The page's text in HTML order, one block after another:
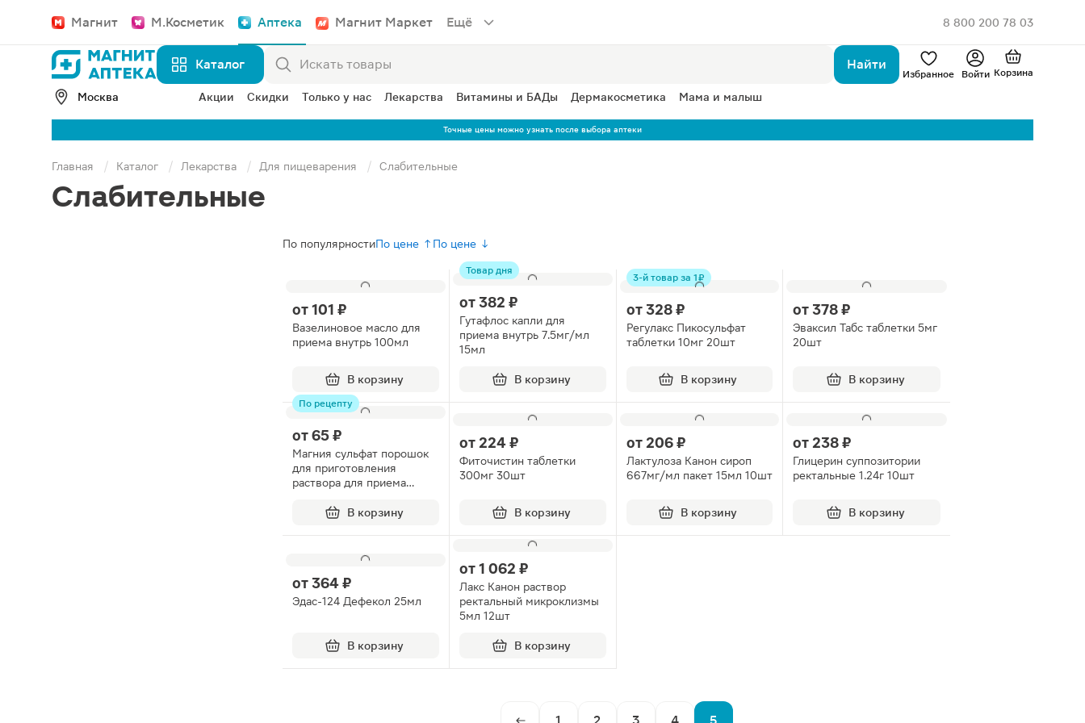
Магнит М.Косметик Аптека Магнит Маркет Ещё 8 800 200 78 03
Каталог Найти
Избранное Войти Корзина
Москва Акции Скидки Только у нас Лекарства Витамины и БАДы Дермакосметика Мама и малыш
Точные цены можно узнать после выбора аптеки
Главная Каталог Лекарства Для пищеварения Слабительные
Слабительные
По популярностиПо цене ↑ По цене ↓
от101 ₽
Вазелиновое масло для
приема внутрь 100мл
В корзину
Товар дня
от382 ₽
Гутафлос капли для
приема внутрь 7.5мг/мл
15мл
В корзину
3-й товар за 1 ₽
от328 ₽
Регулакс Пикосульфат
таблетки 10мг 20шт
В корзину
от378 ₽
Эваксил Табс таблетки 5мг
20шт
В корзину
По рецепту
от65 ₽
Магния сульфат порошок
для приготовления
раствора для приема
В корзину
от 224 ₽
Фиточистин таблетки
300мг 30шт
В корзину
от 206 ₽
Лактулоза Канон сироп
667мг/мл пакет 15мл 10шт
В корзину
от 238 ₽
Глицерин суппозитории
ректальные 1.24г 10шт
В корзину
от364 ₽
Эдас-124 Дефекол 25мл
В корзину
от1 062 ₽
Лакс Канон раствор
ректальный микроклизмы
5мл 12шт
В корзину